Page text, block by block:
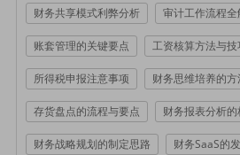
财务共享模式利弊分析 审计工作流程全
账套管理的关键要点 工资核算方法与技
所得税申报注意事项 财务思维培养的方
存货盘点的流程与要点 财务报表分析
财务战略规划的制定思路 财务SaaS的